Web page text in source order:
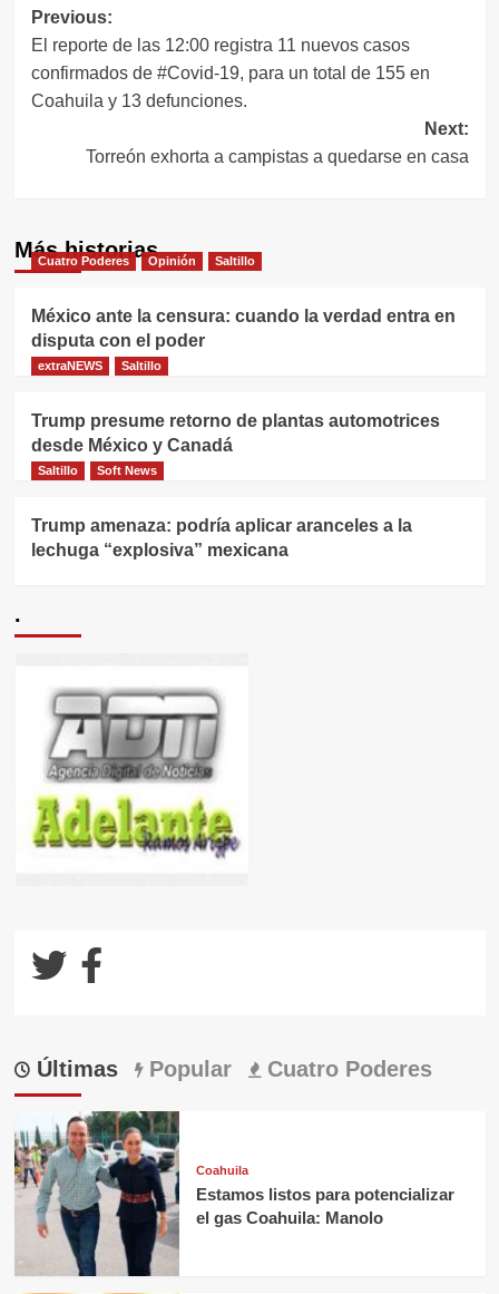
Navegación
de
entradas
Previous:
El reporte de las 12:00 registra 11 nuevos casos
confirmados de #Covid-19, para un total de 155 en
Coahuila y 13 defunciones.
Next:
Torreón exhorta a campistas a quedarse en casa
Más historias
Cuatro Poderes Opinión Saltillo
México ante la censura: cuando la verdad entra en
disputa con el poder
extraNEWS Saltillo
Trump presume retorno de plantas automotrices
desde México y Canadá
Saltillo Soft News
Trump amenaza: podría aplicar aranceles a la
lechuga “explosiva” mexicana
.
Últimas Popular Cuatro Poderes
Coahuila
Estamos listos para potencializar
el gas Coahuila: Manolo